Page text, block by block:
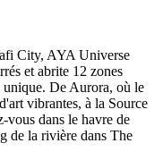
City, AYA Universe
et abrite 12 zones
unique. De Aurora, où le
vibrantes, à la Source
vous dans le havre de
de la rivière dans The